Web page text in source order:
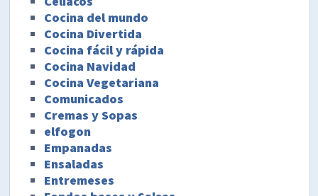
Cocina del mundo
Cocina Divertida
Cocina fácil y rápida
Cocina Navidad
Cocina Vegetariana
Comunicados
Cremas y Sopas
elfogon
Empanadas
Ensaladas
Entremeses